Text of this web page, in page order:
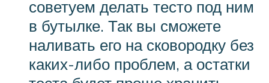
советуем делать тесто под ним
в бутылке. Так вы сможете
наливать его на сковородку без
каких-либо проблем, а остатки